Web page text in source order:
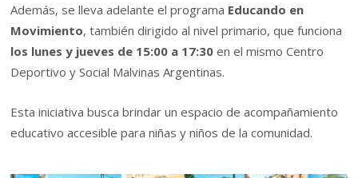
Además, se lleva adelante el programa Educando en
Movimiento, también dirigido al nivel primario, que funciona
los lunes y jueves de 15:00 a 17:30 en el mismo Centro
Deportivo y Social Malvinas Argentinas.
Esta iniciativa busca brindar un espacio de acompañamiento
educativo accesible para niñas y niños de la comunidad.